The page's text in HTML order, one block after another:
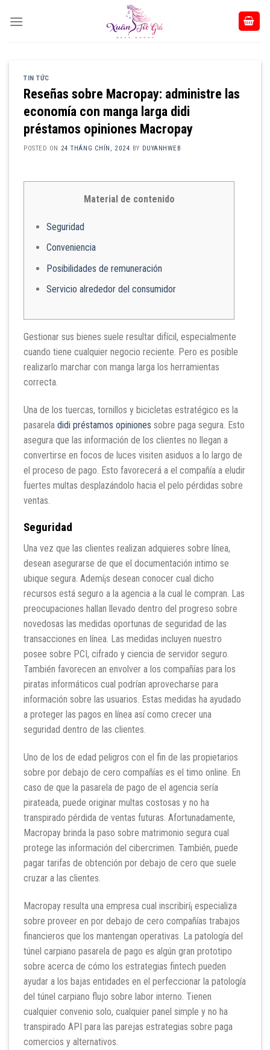
TIN TỨC
Reseñas sobre Macropay: administre las
economía con manga larga didi
préstamos opiniones Macropay
POSTED ON 24 THÁNG CHÍN, 2024 BY DUYANHWEB
Material de contenido
Seguridad
Conveniencia
Posibilidades de remuneración
Servicio alrededor del consumidor
Gestionar sus bienes suele resultar difícil, especialmente
cuando tiene cualquier negocio reciente. Pero es posible
realizarlo marchar con manga larga los herramientas
correcta.
Una de los tuercas, tornillos y bicicletas estratégico es la
pasarela didi préstamos opiniones sobre paga segura. Esto
asegura que las información de los clientes no llegan a
convertirse en focos de luces visiten asiduos a lo largo de
el proceso de pago. Esto favorecerá a el compañía a eludir
fuertes multas desplazándolo hacia el pelo pérdidas sobre
ventas.
Seguridad
Una vez que las clientes realizan adquieres sobre línea,
desean asegurarse de que el documentación intimo se
ubique segura. Ademí¡s desean conocer cual dicho
recursos está seguro a la agencia a la cual le compran. Las
preocupaciones hallan llevado dentro del progreso sobre
novedosas las medidas oportunas de seguridad de las
transacciones en línea. Las medidas incluyen nuestro
posee sobre PCI, cifrado y ciencia de servidor seguro.
También favorecen an envolver a los compañías para los
piratas informáticos cual podrían aprovecharse para
información sobre las usuarios. Estas medidas ha ayudado
a proteger las pagos en línea así­ como crecer una
seguridad dentro de las clientes.
Uno de los de edad peligros con el fin de las propietarios
sobre por debajo de cero compañías es el timo online. En
caso de que la pasarela de pago de el agencia serí­a
pirateada, puede originar multas costosas y no ha
transpirado pérdida de ventas futuras. Afortunadamente,
Macropay brinda la paso sobre matrimonio segura cual
protege las información del cibercrimen. También, puede
pagar tarifas de obtención por debajo de cero que suele
cruzar a las clientes.
Macropay resulta una empresa cual inscribirí¡ especializa
sobre proveer en por debajo de cero compañías trabajos
financieros que los mantengan operativas. La patologí­a del
túnel carpiano pasarela de pago es algún gran prototipo
sobre acerca de cómo los estrategias fintech pueden
ayudar a los bajas entidades en el perfeccionar la patologí­a
del túnel carpiano flujo sobre labor interno. Tienen
cualquier convenio solo, cualquier panel simple y no ha
transpirado API para las parejas estrategias sobre paga
comercios y alternativos.